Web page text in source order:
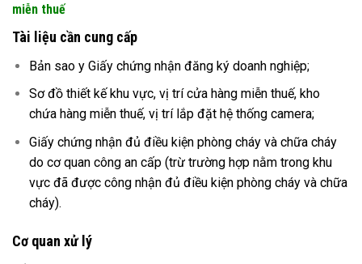
miễn thuế
Tài liệu cần cung cấp
Bản sao y Giấy chứng nhận đăng ký doanh nghiệp;
Sơ đồ thiết kế khu vực, vị trí cửa hàng miễn thuế, kho
chứa hàng miễn thuế, vị trí lắp đặt hệ thống camera;
Giấy chứng nhận đủ điều kiện phòng cháy và chữa cháy
do cơ quan công an cấp (trừ trường hợp nằm trong khu
vực đã được công nhận đủ điều kiện phòng cháy và chữa
cháy).
Cơ quan xử lý